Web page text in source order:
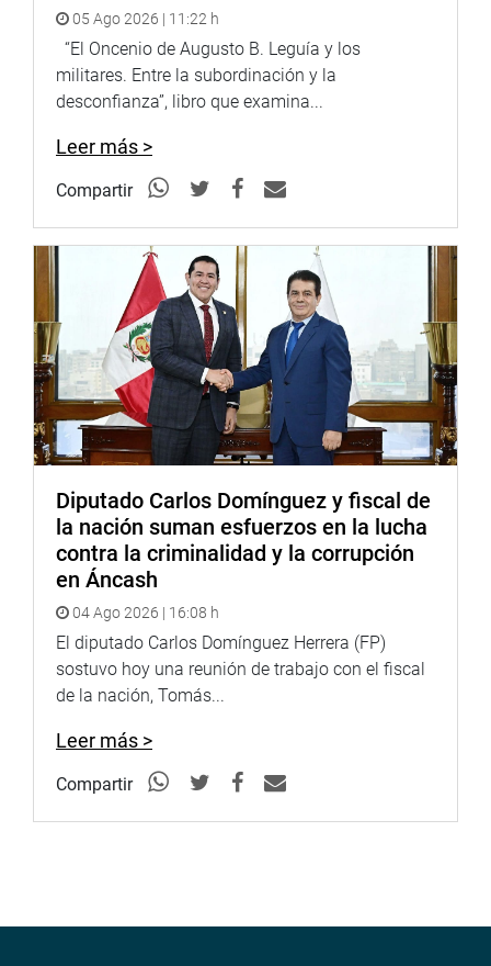
05 Ago 2026 | 11:22 h
“El Oncenio de Augusto B. Leguía y los
militares. Entre la subordinación y la
desconfianza”, libro que examina...
Leer más >
Compartir
Diputado Carlos Domínguez y fiscal de
la nación suman esfuerzos en la lucha
contra la criminalidad y la corrupción
en Áncash
04 Ago 2026 | 16:08 h
El diputado Carlos Domínguez Herrera (FP)
sostuvo hoy una reunión de trabajo con el fiscal
de la nación, Tomás...
Leer más >
Compartir